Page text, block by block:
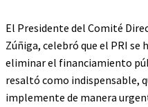
El Presidente del Comité
Zúñiga, celebró que el PRI se
eliminar el financiamiento
resaltó como indispensable,
implemente de manera